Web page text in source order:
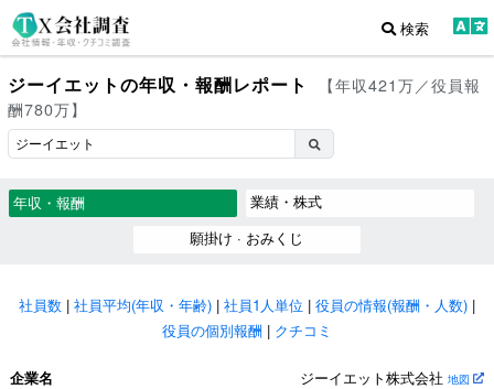
検索
ジーイエットの年収・報酬レポート
【年収421万／役員報
酬780万】
年収・報酬
業績・株式
願掛け · おみくじ
社員数 | 社員平均(年収・年齢) | 社員1人単位 | 役員の情報(報酬・人数) |
役員の個別報酬 | クチコミ
企業名 ジーイエット株式会社 地図